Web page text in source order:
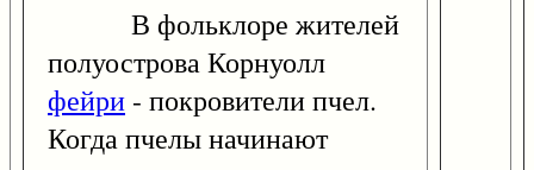
В фольклоре жителей
полуострова Корнуолл
фейри - покровители пчел.
Когда пчелы начинают